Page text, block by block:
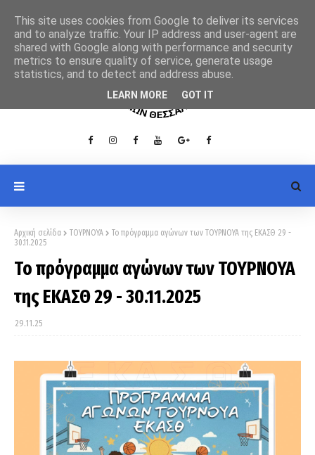
Αρχική σελίδα ΤΟΥΡΝΟΥΑ
Το πρόγραμμα αγώνων των ΤΟΥΡΝΟΥΑ της ΕΚΑΣΘ 29 -
30.11.2025
Το πρόγραμμα αγώνων των ΤΟΥΡΝΟΥΑ
της ΕΚΑΣΘ 29 - 30.11.2025
29.11.25
This site uses cookies from Google to deliver its services
and to analyze traffic. Your IP address and user-agent are
shared with Google along with performance and security
metrics to ensure quality of service, generate usage
statistics, and to detect and address abuse.
LEARN MORE GOT IT